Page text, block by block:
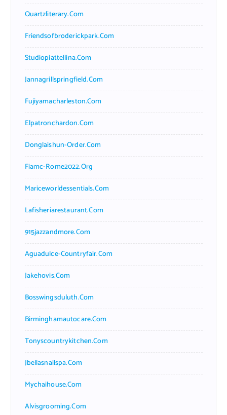
Quartzliterary.com
Friendsofbroderickpark.com
Studiopiattellina.com
Jannagrillspringfield.com
Fujiyamacharleston.com
Elpatronchardon.com
Donglaishun-Order.com
Fiamc-Rome2022.org
Mariceworldessentials.com
Lafisheriarestaurant.com
915jazzandmore.com
Aguadulce-Countryfair.com
Jakehovis.com
Bosswingsduluth.com
Birminghamautocare.com
Tonyscountrykitchen.com
Jbellasnailspa.com
Mychaihouse.com
Alvisgrooming.com